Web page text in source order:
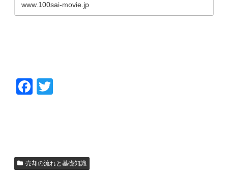
www.100sai-movie.jp
F
o
売却の流れと基礎知識